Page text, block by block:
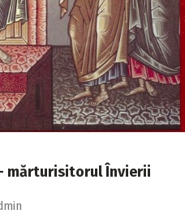
mărturisitorul Învierii